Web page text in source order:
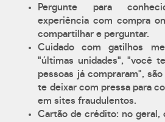
Pergunte para
experiência com compra
compartilhar e perguntar.
Cuidado com gatilhos
"últimas unidades", "você
pessoas já compraram",
te deixar com pressa para
em sites fraudulentos.
Cartão de crédito: no geral,